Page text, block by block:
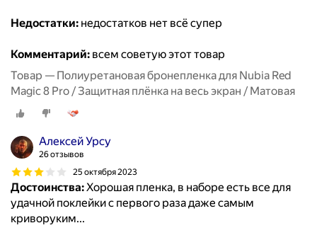
Недостатки: недостатков нет всё супер
Комментарий: всем советую этот товар
Товар — Полиуретановая бронепленка для Nubia Red
Magic 8 Pro / Защитная плёнка на весь экран / Матовая
Алексей Урсу
26 отзывов
25 октября 2023
Достоинства:Хорошая пленка, в наборе есть все для
удачной поклейки с первого раза даже самым
криворуким...